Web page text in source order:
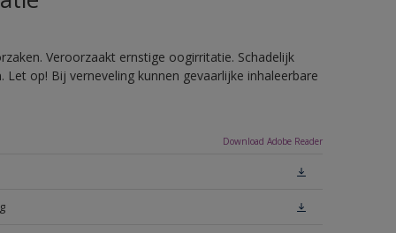
Veroorzaakt ernstige oogirritatie. Schadelijk
op! Bij verneveling kunnen gevaarlijke inhaleerbare
Download Adobe Reader